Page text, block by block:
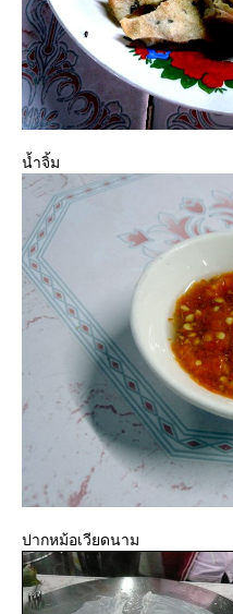
น้ำจิ้ม
ปากหม้อเวียดนาม